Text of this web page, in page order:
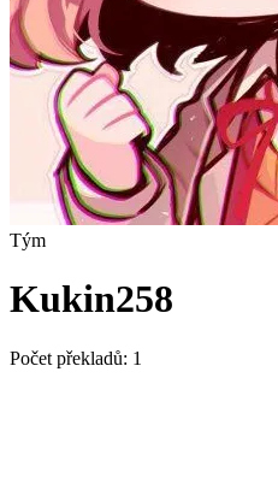
Tým
Kukin258
Počet překladů: 1